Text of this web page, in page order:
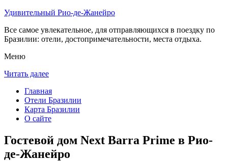
Удивительный Рио-де-Жанейро
Все самое увлекательное, для отправляющихся в поездку по
Бразилии: отели, достопримечательности, места отдыха.
Меню
Читать далее
Главная
Отели Бразилии
Карта Бразилии
О сайте
Гостевой дом Next Barra Prime в Рио-
де-Жанейро